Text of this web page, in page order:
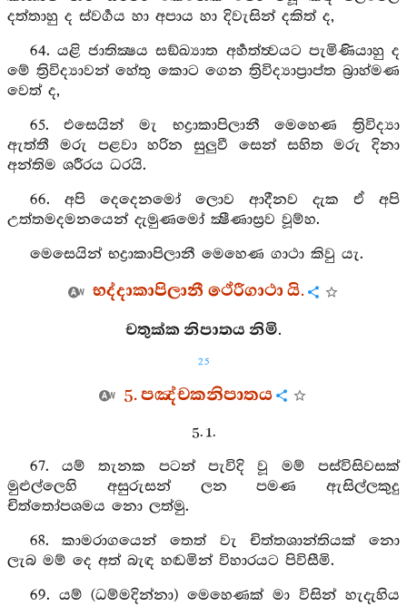
දත්තාහු ද ස්වර්‍ගය හා අපාය හා දිවැසින් දකිත් ද,
64. යළි ජාතික්‍ෂය සඞ්ඛ්‍යාත අර්‍හත්ත්‍වයට පැමිණියාහු ද
මේ ත්‍රිවිද්‍යාවන් හේතු කොට ගෙන ත්‍රිවිද්‍යාප්‍රාප්ත බ්‍රාහ්මණ
වෙත් ද,
65. එසෙයින් මැ භද්‍රාකාපිලානී මෙහෙණ ත්‍රිවිද්‍යා
ඇත්තී මරු පළවා හරින සුලුවී සෙන් සහිත මරු දිනා
අන්තිම ශරීරය ධරයි.
66. අපි දෙදෙනමෝ ලොව ආදීනව දැක ඒ අපි
උත්තමදමනයෙන් දැමුණමෝ ක්‍ෂීණාස්‍රව වූම්හ.
මෙසෙයින් භද්‍රාකාපිලානී මෙහෙණ ගාථා කිවු යැ.
භද්දාකාපිලානී ථේරීගාථා යි.
චතුක්ක නිපාතය නිමි.
25
5. පඤ්චකනිපාතය
5. 1.
67. යම් තැනක පටන් පැවිදි වූ මම් පස්විසිවසක්
මුළුල්ලෙහි අසුරුසන් ලන පමණ ඇසිල්ලකුදු
චිත්තෝපශමය නො ලත්මු.
68. කාමරාගයෙන් තෙත් වැ චිත්තශාන්තියක් නො
ලැබ මම් දෙ අත් බැඳ හඬමින් විහාරයට පිවිසීමි.
69. යම් (ධම්මදින්නා) මෙහෙණක් මා විසින් හැදැහිය